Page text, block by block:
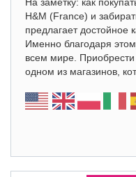
H&M (France) и
предлагает достойное
Именно благодаря
всем мире.
одном из магазинов,